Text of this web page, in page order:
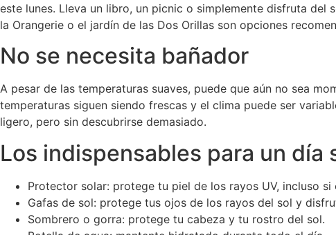
este lunes. Lleva un libro, un picnic o simplemente disfruta del
la Orangerie o el jardín de las Dos Orillas son opciones
No se necesita bañador
A pesar de las temperaturas suaves, puede que aún no sea
temperaturas siguen siendo frescas y el clima puede ser
ligero, pero sin descubrirse demasiado.
Los indispensables para un día
Protector solar: protege tu piel de los rayos UV, incluso si
Gafas de sol: protege tus ojos de los rayos del sol y
Sombrero o gorra: protege tu cabeza y tu rostro del sol.